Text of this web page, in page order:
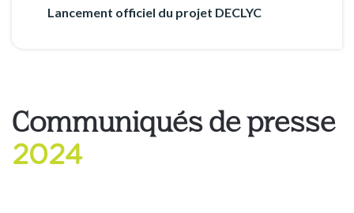
Lancement officiel du projet DECLYC
Communiqués de presse
2024